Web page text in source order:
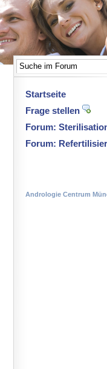
Startseite
Frage stellen
Forum:
Forum:
Andrologie Centrum